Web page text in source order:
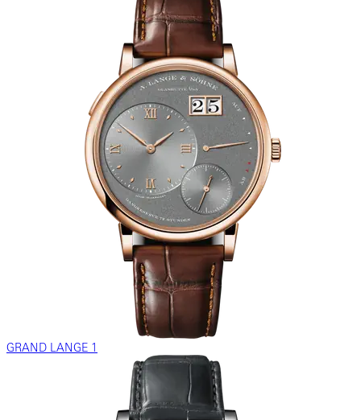
GRAND LANGE 1